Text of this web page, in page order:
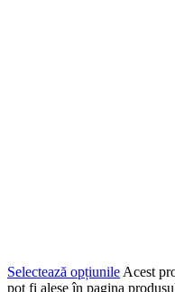
Selectează opțiunile Acest
pot fi alese în pagina